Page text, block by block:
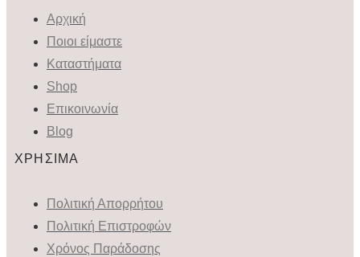
Αρχική
Ποιοι είμαστε
Καταστήματα
Shop
Επικοινωνία
Blog
ΧΡΗΣΙΜΑ
Πολιτική Απορρήτου
Πολιτική Επιστροφών
Χρόνος Παράδοσης